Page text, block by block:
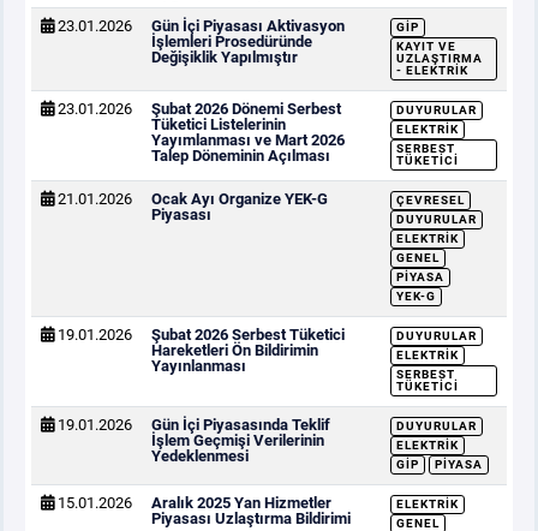
23.01.2026
Gün İçi Piyasası Aktivasyon
İşlemleri Prosedüründe
Değişiklik Yapılmıştır
GİP
KAYIT VE
UZLAŞTIRMA
- ELEKTRIK
23.01.2026
Şubat 2026 Dönemi Serbest
Tüketici Listelerinin
Yayımlanması ve Mart 2026
Talep Döneminin Açılması
DUYURULAR
ELEKTRIK
SERBEST
TÜKETICI
21.01.2026
Ocak Ayı Organize YEK-G
Piyasası
ÇEVRESEL
DUYURULAR
ELEKTRIK
GENEL
PIYASA
YEK-G
19.01.2026
Şubat 2026 Serbest Tüketici
Hareketleri Ön Bildirimin
Yayınlanması
DUYURULAR
ELEKTRIK
SERBEST
TÜKETICI
19.01.2026
Gün İçi Piyasasında Teklif
İşlem Geçmişi Verilerinin
Yedeklenmesi
DUYURULAR
ELEKTRIK
GİP
PIYASA
15.01.2026
Aralık 2025 Yan Hizmetler
Piyasası Uzlaştırma Bildirimi
ELEKTRIK
GENEL